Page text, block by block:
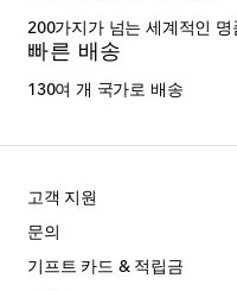
200가지가 넘는 세계적인
빠른 배송
130여 개 국가로 배송
고객 지원
문의
기프트 카드 & 적립금